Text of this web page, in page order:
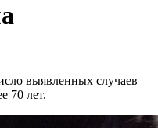
выявленных случаев
70 лет.